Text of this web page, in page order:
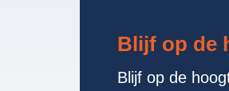
Blijf op de
Blijf op de